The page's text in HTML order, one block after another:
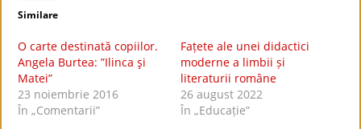
Similare
O carte destinată copiilor.
Angela Burtea: ”Ilinca şi
Matei”
23 noiembrie 2016
În „Comentarii”
Fațete ale unei didactici
moderne a limbii și
literaturii române
26 august 2022
În „Educație”